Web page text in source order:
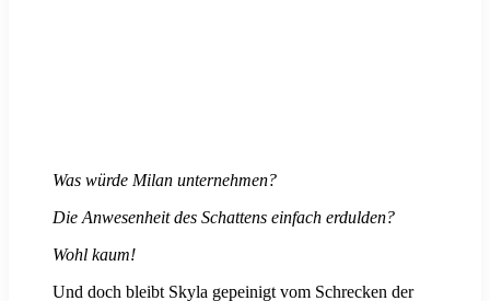
Was würde Milan unternehmen?
Die Anwesenheit des Schattens einfach erdulden?
Wohl kaum!
Und doch bleibt Skyla gepeinigt vom Schrecken der